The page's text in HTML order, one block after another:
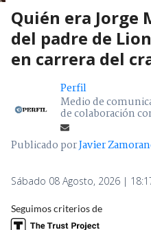
Quién era Jorge
del padre de
en carrera del
Perfil
Medio de
de colaboración
Publicado porJavier
Sábado 08 Agosto, 2026 |
Seguimos criterios de